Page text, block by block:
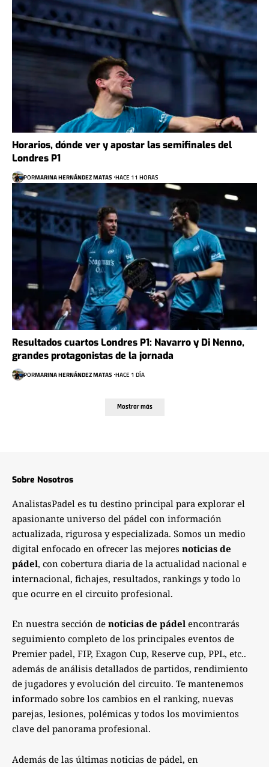
Horarios, dónde ver y apostar las semifinales del
Londres P1
PORMARINA HERNÁNDEZ MATAS HACE 11 HORAS
Resultados cuartos Londres P1: Navarro y Di Nenno,
grandes protagonistas de la jornada
PORMARINA HERNÁNDEZ MATAS HACE 1 DÍA
Mostrar más
Sobre Nosotros
AnalistasPadel es tu destino principal para explorar el
apasionante universo del pádel con información
actualizada, rigurosa y especializada. Somos un medio
digital enfocado en ofrecer las mejores noticias de
pádel, con cobertura diaria de la actualidad nacional e
internacional, fichajes, resultados, rankings y todo lo
que ocurre en el circuito profesional.
En nuestra sección de noticias de pádel encontrarás
seguimiento completo de los principales eventos de
Premier padel, FIP, Exagon Cup, Reserve cup, PPL, etc..
además de análisis detallados de partidos, rendimiento
de jugadores y evolución del circuito. Te mantenemos
informado sobre los cambios en el ranking, nuevas
parejas, lesiones, polémicas y todos los movimientos
clave del panorama profesional.
Además de las últimas noticias de pádel, en